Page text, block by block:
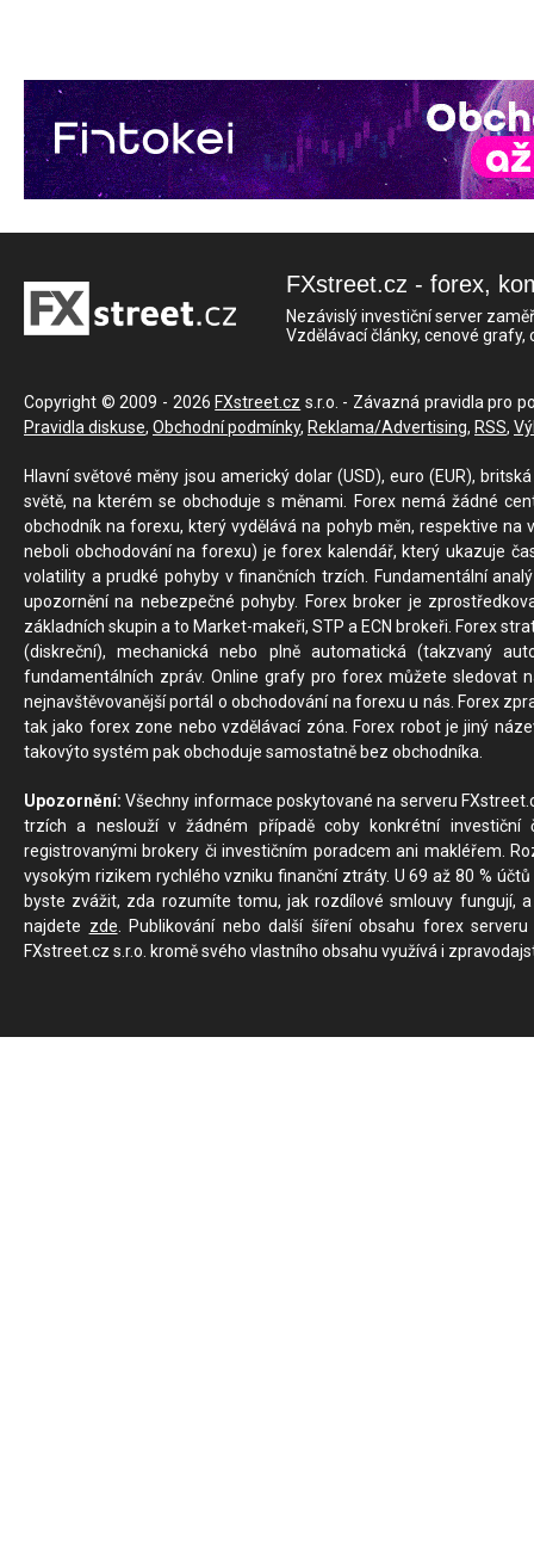
FXstreet.cz - forex,
Nezávislý investiční server
Vzdělávací články, cenové
Copyright © 2009 - 2026 FXstreet.cz s.r.o. - Závazná pravidla pro
Pravidla diskuse, Obchodní podmínky, Reklama/Advertising, RSS,
Hlavní světové měny jsou americký dolar (USD), euro (EUR),
světě, na kterém se obchoduje s měnami. Forex nemá žádné
obchodník na forexu, který vydělává na pohyb měn, respektive
neboli obchodování na forexu) je forex kalendář, který ukazuje
volatility a prudké pohyby v finančních trzích. Fundamentální
upozornění na nebezpečné pohyby. Forex broker je
základních skupin a to Market-makeři, STP a ECN brokeři. Forex
(diskreční), mechanická nebo plně automatická (takzvaný
fundamentálních zpráv. Online grafy pro forex můžete sledovat
nejnavštěvovanější portál o obchodování na forexu u nás. Forex
tak jako forex zone nebo vzdělávací zóna. Forex robot je jiný
takovýto systém pak obchoduje samostatně bez obchodníka.
Upozornění: Všechny informace poskytované na serveru
trzích a neslouží v žádném případě coby konkrétní investiční
registrovanými brokery či investičním poradcem ani makléřem.
vysokým rizikem rychlého vzniku finanční ztráty. U 69 až 80 %
byste zvážit, zda rozumíte tomu, jak rozdílové smlouvy fungují,
najdete zde. Publikování nebo další šíření obsahu forex
FXstreet.cz s.r.o. kromě svého vlastního obsahu využívá i